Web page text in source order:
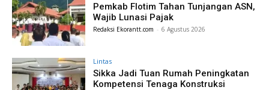
Pemkab Flotim Tahan Tunjangan ASN,
Wajib Lunasi Pajak
Redaksi Ekorantt.com - 6 Agustus 2026
Lintas
Sikka Jadi Tuan Rumah Peningkatan
Kompetensi Tenaga Konstruksi